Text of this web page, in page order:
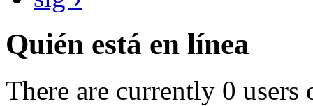
Quién está en línea
There are currently 0 users